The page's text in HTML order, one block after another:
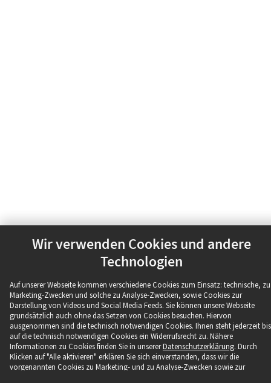
Wir verwenden Cookies und andere
Technologien
Auf unserer Webseite kommen verschiedene Cookies zum Einsatz: technische, zu
Marketing-Zwecken und solche zu Analyse-Zwecken, sowie Cookies zur
Darstellung von Videos und Social Media Feeds. Sie können unsere Webseite
grundsätzlich auch ohne das Setzen von Cookies besuchen. Hiervon
ausgenommen sind die technisch notwendigen Cookies. Ihnen steht jederzeit bis
auf die technisch notwendigen Cookies ein Widerrufsrecht zu. Nähere
Informationen zu Cookies finden Sie in unsererDatenschutzerklärung. Durch
Klicken auf "Alle aktivieren" erklären Sie sich einverstanden, dass wir die
vorgenannten Cookies zu Marketing- und zu Analyse-Zwecken sowie zur